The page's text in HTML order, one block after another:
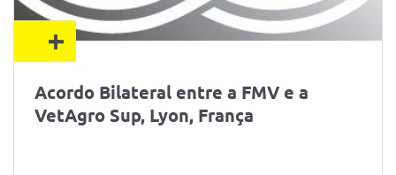
+
Acordo Bilateral entre a FMV e a
VetAgro Sup, Lyon, França